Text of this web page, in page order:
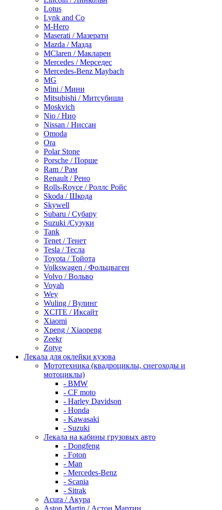
Lotus
Lynk and Co
M-Hero
Maserati / Мазерати
Mazda / Мазда
MClaren / Макларен
Mercedes / Мерседес
Mercedes-Benz Maybach
MG
Mini / Мини
Mitsubishi / Митсубиши
Moskvich
Nio / Нио
Nissan / Ниссан
Omoda
Ora
Polar Stone
Porsche / Порше
Ram / Рам
Renault / Рено
Rolls-Royce / Роллс Ройс
Skoda / Шкода
Skywell
Subaru / Субару
Suzuki /Сузуки
Tank
Tenet / Тенет
Tesla / Тесла
Toyota / Тойота
Volkswagen / Фольцваген
Volvo / Вольво
Voyah
Wey
Wuling / Вулинг
XCITE / Иксайт
Xiaomi
Xpeng / Xiaopeng
Zeekr
Zotye
Лекала для оклейки кузова
Мототехника (квадроциклы, снегоходы и
мотоциклы)
- BMW
- CF moto
- Harley Davidson
- Honda
- Kawasaki
- Suzuki
Лекала на кабины грузовых авто
- Dongfeng
- Foton
- Man
- Mercedes-Benz
- Scania
- Sitrak
Acura / Акура
Aston Martin / Астон Мартин